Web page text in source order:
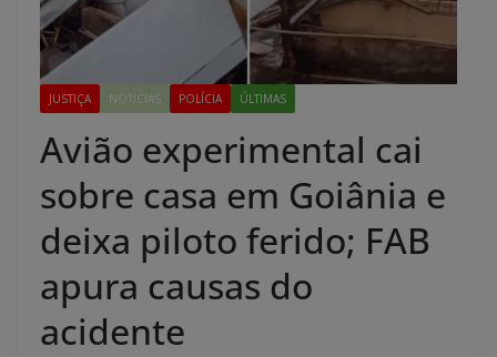
JUSTIÇA NOTÍCIAS POLÍCIA ÚLTIMAS
Avião experimental cai
sobre casa em Goiânia e
deixa piloto ferido; FAB
apura causas do
acidente